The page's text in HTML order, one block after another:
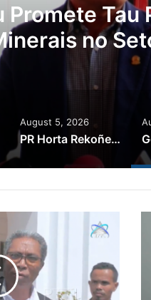
Promete
no
August 5, 2026
PR Horta Rekoñese Timoroan Sira Iha Diáspora Nia Kontribuisaun